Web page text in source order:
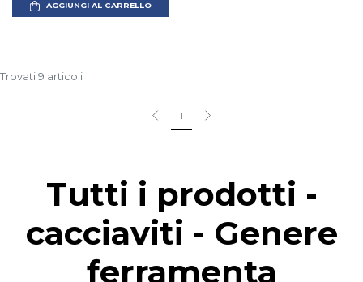
AGGIUNGI AL CARRELLO
Trovati 9 articoli
1
Tutti i prodotti -
cacciaviti - Genere
ferramenta